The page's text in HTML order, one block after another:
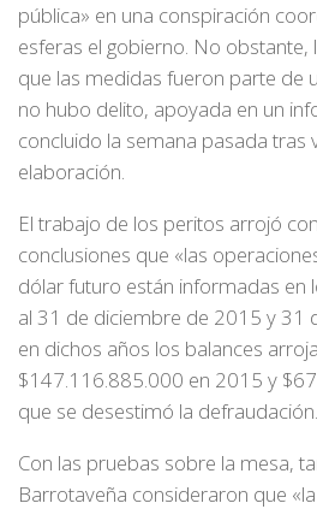
pública» en una conspiración
esferas el gobierno. No obstante,
que las medidas fueron parte de
no hubo delito, apoyada en un
concluido la semana pasada tras
elaboración.
El trabajo de los peritos arrojó
conclusiones que «las
dólar futuro están informadas en
al 31 de diciembre de 2015 y 31
en dichos años los balances
$147.116.885.000 en 2015 y
que se desestimó la defraudación.
Con las pruebas sobre la mesa,
Barrotaveña consideraron que